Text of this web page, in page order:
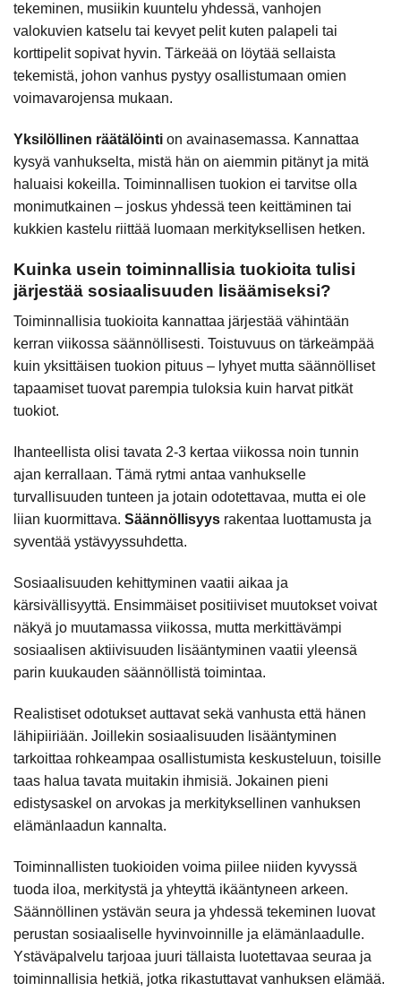
tekeminen, musiikin kuuntelu yhdessä, vanhojen
valokuvien katselu tai kevyet pelit kuten palapeli tai
korttipelit sopivat hyvin. Tärkeää on löytää sellaista
tekemistä, johon vanhus pystyy osallistumaan omien
voimavarojensa mukaan.
Yksilöllinen räätälöinti on avainasemassa. Kannattaa
kysyä vanhukselta, mistä hän on aiemmin pitänyt ja mitä
haluaisi kokeilla. Toiminnallisen tuokion ei tarvitse olla
monimutkainen – joskus yhdessä teen keittäminen tai
kukkien kastelu riittää luomaan merkityksellisen hetken.
Kuinka usein toiminnallisia tuokioita tulisi
järjestää sosiaalisuuden lisäämiseksi?
Toiminnallisia tuokioita kannattaa järjestää vähintään
kerran viikossa säännöllisesti. Toistuvuus on tärkeämpää
kuin yksittäisen tuokion pituus – lyhyet mutta säännölliset
tapaamiset tuovat parempia tuloksia kuin harvat pitkät
tuokiot.
Ihanteellista olisi tavata 2-3 kertaa viikossa noin tunnin
ajan kerrallaan. Tämä rytmi antaa vanhukselle
turvallisuuden tunteen ja jotain odotettavaa, mutta ei ole
liian kuormittava. Säännöllisyys rakentaa luottamusta ja
syventää ystävyyssuhdetta.
Sosiaalisuuden kehittyminen vaatii aikaa ja
kärsivällisyyttä. Ensimmäiset positiiviset muutokset voivat
näkyä jo muutamassa viikossa, mutta merkittävämpi
sosiaalisen aktiivisuuden lisääntyminen vaatii yleensä
parin kuukauden säännöllistä toimintaa.
Realistiset odotukset auttavat sekä vanhusta että hänen
lähipiiriään. Joillekin sosiaalisuuden lisääntyminen
tarkoittaa rohkeampaa osallistumista keskusteluun, toisille
taas halua tavata muitakin ihmisiä. Jokainen pieni
edistysaskel on arvokas ja merkityksellinen vanhuksen
elämänlaadun kannalta.
Toiminnallisten tuokioiden voima piilee niiden kyvyssä
tuoda iloa, merkitystä ja yhteyttä ikääntyneen arkeen.
Säännöllinen ystävän seura ja yhdessä tekeminen luovat
perustan sosiaaliselle hyvinvoinnille ja elämänlaadulle.
Ystäväpalvelu tarjoaa juuri tällaista luotettavaa seuraa ja
toiminnallisia hetkiä, jotka rikastuttavat vanhuksen elämää.